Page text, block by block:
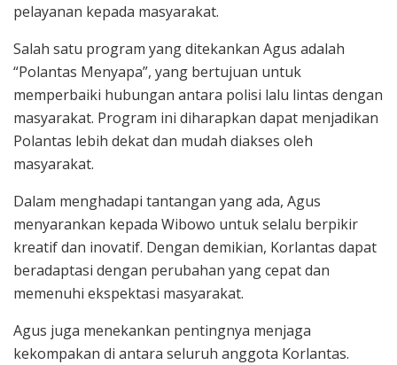
pelayanan kepada masyarakat.
Salah satu program yang ditekankan Agus adalah
“Polantas Menyapa”, yang bertujuan untuk
memperbaiki hubungan antara polisi lalu lintas dengan
masyarakat. Program ini diharapkan dapat menjadikan
Polantas lebih dekat dan mudah diakses oleh
masyarakat.
Dalam menghadapi tantangan yang ada, Agus
menyarankan kepada Wibowo untuk selalu berpikir
kreatif dan inovatif. Dengan demikian, Korlantas dapat
beradaptasi dengan perubahan yang cepat dan
memenuhi ekspektasi masyarakat.
Agus juga menekankan pentingnya menjaga
kekompakan di antara seluruh anggota Korlantas.